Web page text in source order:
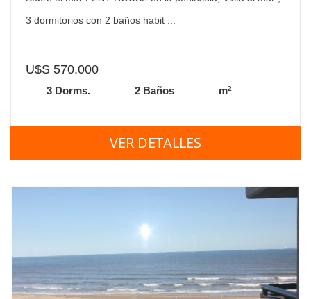
3 dormitorios con 2 baños habit ...
U$S 570,000
3 Dorms. 2 Baños m2
VER DETALLES